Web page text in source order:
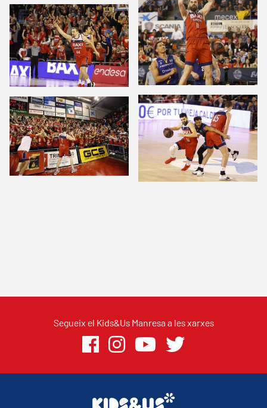
Segueix el Kids&Us Manresa a les xarxes